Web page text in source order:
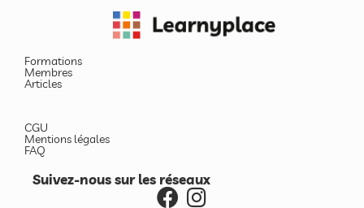
Formations
Membres
Articles
CGU
Mentions légales
FAQ
Suivez-nous sur les réseaux